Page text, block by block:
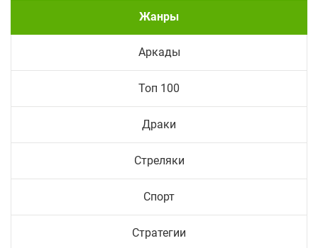
Жанры
Аркады
Топ 100
Драки
Стреляки
Спорт
Стратегии